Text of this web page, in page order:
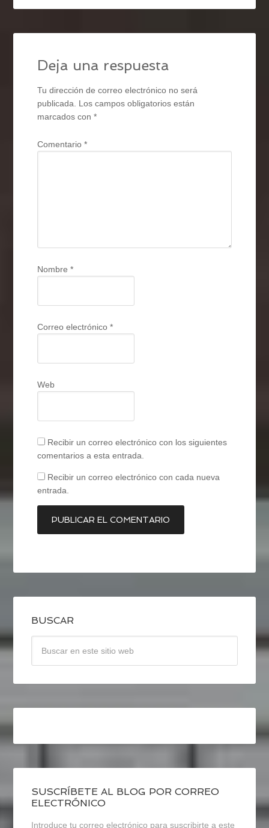
Deja una respuesta
Tu dirección de correo electrónico no será
publicada.
Los campos obligatorios están
marcados con*
Comentario*
Nombre*
Correo electrónico*
Web
Recibir un correo electrónico con los siguientes
comentarios a esta entrada.
Recibir un correo electrónico con cada nueva
entrada.
BUSCAR
SUSCRÍBETE AL BLOG POR CORREO
ELECTRÓNICO
Introduce tu correo electrónico para suscribirte a este